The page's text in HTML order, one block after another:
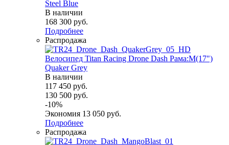
Steel Blue
В наличии
168 300 руб.
Подробнее
Распродажа
Велосипед Titan Racing Drone Dash Рама:M(17")
Quaker Grey
В наличии
117 450 руб.
130 500 руб.
-10%
Экономия 13 050 руб.
Подробнее
Распродажа